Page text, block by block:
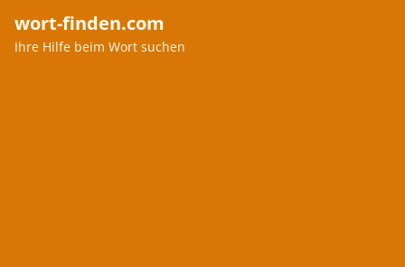
wort-finden.com
Ihre Hilfe beim Wort suchen